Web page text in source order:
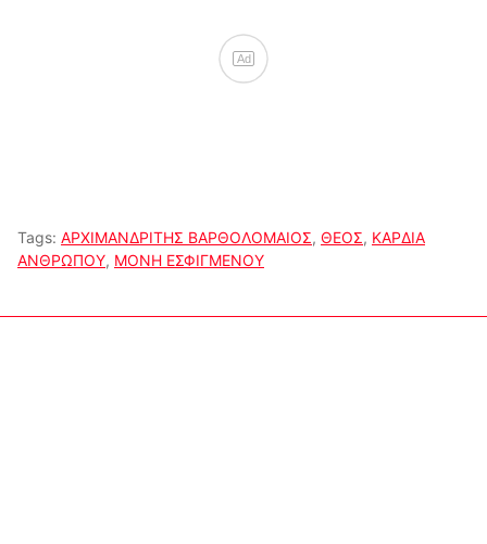
Ad
Tags: ΑΡΧΙΜΑΝΔΡΙΤΗΣ ΒΑΡΘΟΛΟΜΑΙΟΣ, ΘΕΟΣ, ΚΑΡΔΙΑ
ΑΝΘΡΩΠΟΥ, ΜΟΝΗ ΕΣΦΙΓΜΕΝΟΥ